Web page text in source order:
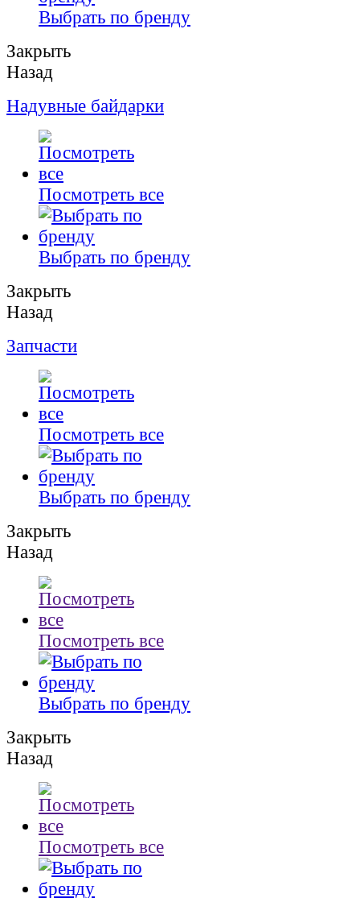
Выбрать по бренду
Закрыть
Назад
Надувные байдарки
Посмотреть все
Выбрать по бренду
Закрыть
Назад
Запчасти
Посмотреть все
Выбрать по бренду
Закрыть
Назад
Посмотреть все
Выбрать по бренду
Закрыть
Назад
Посмотреть все